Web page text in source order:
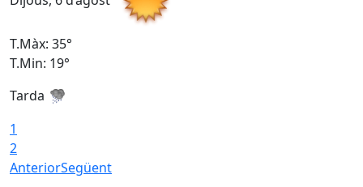
T.Màx: 35°
T.Min: 19°
Tarda
1
2
AnteriorSegüent